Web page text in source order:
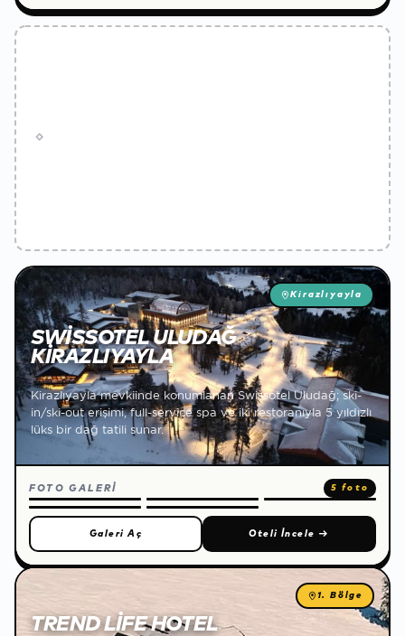
Kirazlıyayla
SWISSOTEL ULUDAĞ
KIRAZLIYAYLA
Kirazlıyayla mevkiinde konumlanan Swissotel Uludağ; ski-
in/ski-out erişimi, full-service spa ve iki restoranıyla 5 yıldızlı
lüks bir dağ tatili sunar.
FOTO GALERİ 5 foto
Galeri Aç Oteli İncele →
1. Bölge
TREND LIFE HOTEL